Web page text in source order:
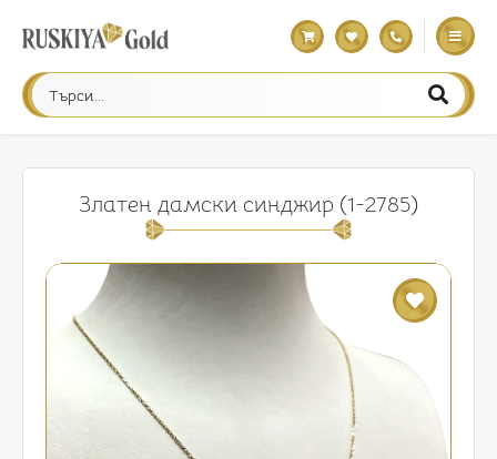
Златен дамски синджир (1-2785)